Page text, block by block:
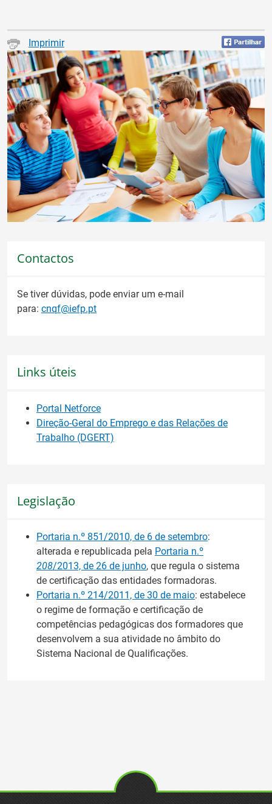
Imprimir
Contactos
Se tiver dúvidas, pode enviar um e-mail
para: cnqf@iefp.pt
Links úteis
Portal Netforce
Direção-Geral do Emprego e das Relações de
Trabalho (DGERT)
Legislação
Portaria n.º 851/2010, de 6 de setembro:
alterada e republicada pela Portaria n.º
208/2013, de 26 de junho, que regula o sistema
de certificação das entidades formadoras.
Portaria n.º 214/2011, de 30 de maio: estabelece
o regime de formação e certificação de
competências pedagógicas dos formadores que
desenvolvem a sua atividade no âmbito do
Sistema Nacional de Qualificações.